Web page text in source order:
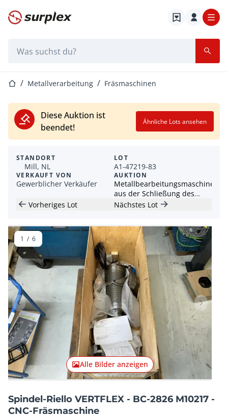
Startseite
StartseiteMetallverarbeitung Fräsmaschinen
Diese Auktion ist
beendet!
Ähnliche Lots ansehen
STANDORT
Mill, NL
VERKAUFT VON
Gewerblicher Verkäufer
LOT
A1-47219-83
AUKTION
Metallbearbeitungsmaschinen
aus der Schließung des
Werks Luwolux und Magna
Vorheriges Lot Nächstes Lot
Vorheriger Artikel
Alle Bilder anzeigen
1 / 6
Spindel-Riello VERTFLEX - BC-2826 M10217 -
CNC-Fräsmaschine